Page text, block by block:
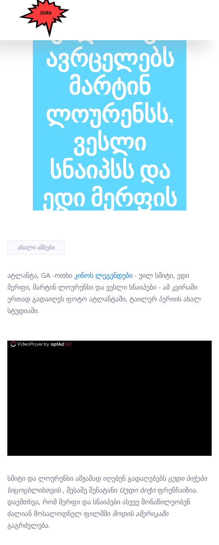
Უილ Სმიტი
Ავრცელებს
Მარტინ
Ლოურენსს,
Ვესლი
Სნაიპსს Და
Ედი Მერფის
ᲐᲮᲐᲚᲘ ᲐᲛᲑᲔᲑᲘ
ატლანტა, GA -ოთხი კინოს ლეგენდები - უილ სმიტი, ედი
მერფი, მარტინ ლოურენსი და ვესლი სნაიპები - ამ კვირაში
ერთად გადაიღეს ფოტო ატლანტაში, ტაილერ პერიის ახალ
სტუდიაში.
სმიტი და ლოურენსი ამჟამად იღებენ გადაღებებს ცუდი ბიჭები
სიცოცხლისთვის, მესამე შენატანი Ცუდი ბიჭიფრენჩაიზია.
დაემთხვა, რომ მერფი და სნაიპები ასევე მონაწილეობენ
ძალიან მოსალოდნელ ფილმში მოდის ამერიკაში
გაგრძელება.